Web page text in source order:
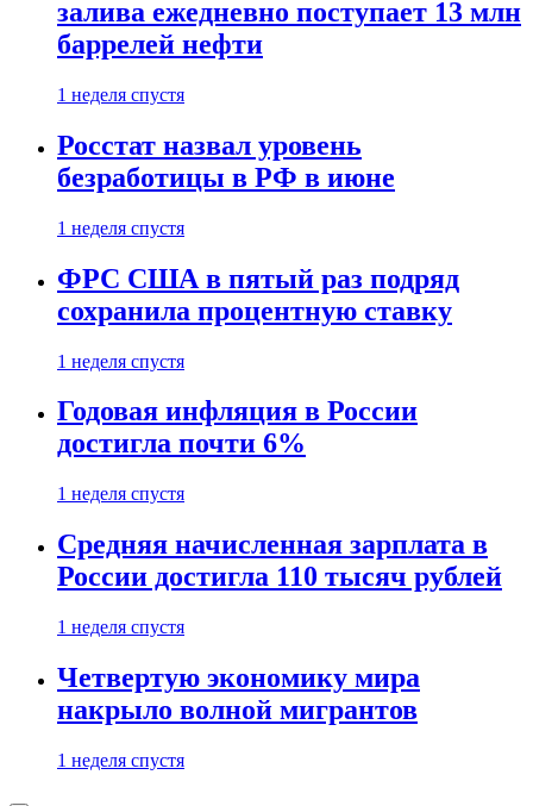
залива ежедневно поступает 13 млн
баррелей нефти
1 неделя спустя
Росстат назвал уровень
безработицы в РФ в июне
1 неделя спустя
ФРС США в пятый раз подряд
сохранила процентную ставку
1 неделя спустя
Годовая инфляция в России
достигла почти 6%
1 неделя спустя
Средняя начисленная зарплата в
России достигла 110 тысяч рублей
1 неделя спустя
Четвертую экономику мира
накрыло волной мигрантов
1 неделя спустя